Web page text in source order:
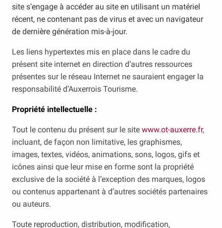
site s’engage à accéder au site en utilisant un matériel
récent, ne contenant pas de virus et avec un navigateur
de dernière génération mis-à-jour.
Les liens hypertextes mis en place dans le cadre du
présent site internet en direction d’autres ressources
présentes sur le réseau Internet ne sauraient engager la
responsabilité d’Auxerrois Tourisme.
Propriété intellectuelle :
Tout le contenu du présent sur le site www.ot-auxerre.fr,
incluant, de façon non limitative, les graphismes,
images, textes, vidéos, animations, sons, logos, gifs et
icônes ainsi que leur mise en forme sont la propriété
exclusive de la société à l’exception des marques, logos
ou contenus appartenant à d’autres sociétés partenaires
ou auteurs.
Toute reproduction, distribution, modification,